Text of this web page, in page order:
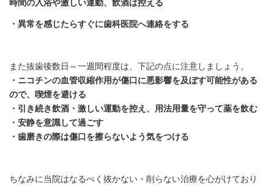
・異常を感じたらすぐに歯科医院へ連絡をする
また抜歯後数日～一週間程度は、下記の点に注意しましょう。
・ニコチンの血管収縮作用が傷口に悪影響を及ぼす可能性がある
ので、喫煙を避ける
・引き続き飲酒・激しい運動を控え、用法用量を守って薬を飲む
・安静を意識して過ごす
・歯磨きの際は傷口を擦らないよう気をつける
ちなみに当院はなるべく抜かない・削らない治療を心がけており